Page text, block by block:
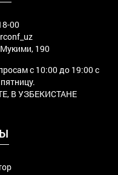
00
190
с 10:00 до 19:00 с
В УЗБЕКИСТАНЕ